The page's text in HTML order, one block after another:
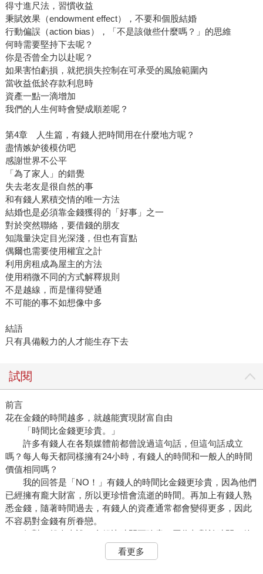
得寸進尺法，習慣收益
秉賦效果（endowment effect），不要和個股結婚
行動偏誤（action bias），「不是該做些什麼嗎？」的思維
何時需要堅持下去呢？
你是否曾全力以赴呢？
如果害怕虧損，就把損失控制在可承受的風險範圍內
當收益低於存款利息時
資產一點一滴增加
我們的人生何時會變成順差呢？
第4章 人生篇，有錢人把時間用在什麼地方呢？
盡情嫉妒後模仿吧
感謝世界不公平
「為了家人」的錯覺
失去老友是很自然的事
和有錢人累積交情的唯一方法
結婚也是必須靠金錢獲得的「好事」之一
對於突然聯絡，要借錢的朋友
知識量決定目光深淺，但也有盲點
偶爾也需要使用權宜之計
利用房租成為屋主的方法
使用稍微不同的方式解釋規則
不是越線，而是懂得變通
不可能的事不如想像中多
結語
只有具備毅力的人才能生存下去
試閱
前言
花在金錢的時間越多，就越能實現財富自由
「時間比金錢更珍貴。」
許多有錢人在各類媒體前都曾說過這句話，但這句話成立
嗎？每人每天都同樣擁有24小時，有錢人的時間和一般人的時間
價值相同嗎？
我的回答是「NO！」有錢人的時間比金錢更珍貴，因為他們
已經擁有龐大財富，所以更珍惜會流逝的時間。再加上有錢人熟
悉金錢，隨著時間過去，有錢人的資產通常都會變得更多，因此
不容易對金錢有所眷戀。
但對一般人來說，金錢比時間更珍貴，因為相對於時間，他
一般人認為，時間價值較低，而且他們同時也低估存錢與賺
看更多